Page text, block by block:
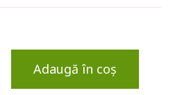
Adaugă în coș